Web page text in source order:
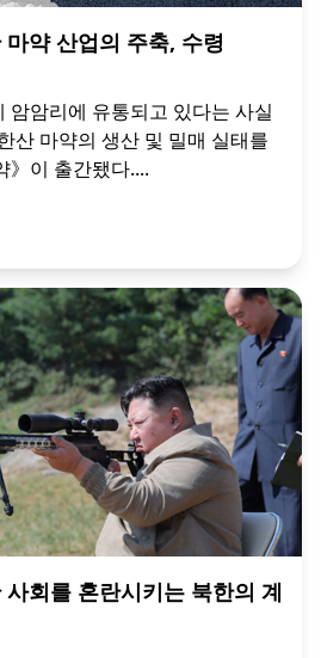
약 산업의 주축, 수령
암암리에 유통되고 있다는 사실
산 마약의 생산 및 밀매 실태를
》이 출간됐다....
회를 혼란시키는 북한의 계